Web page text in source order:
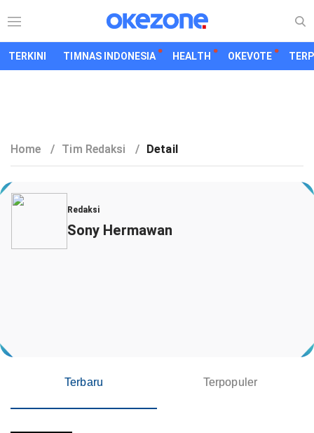
TERKINI TIMNAS INDONESIA HEALTH OKEVOTE
Home / Tim Redaksi / Detail
Redaksi
Sony Hermawan
Terbaru Terpopuler